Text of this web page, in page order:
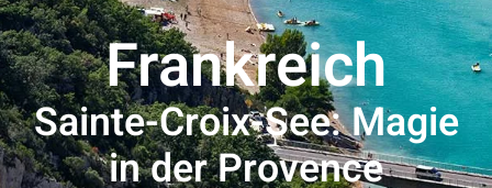
Frankreich
Sainte-Croix-See: Magie
in der Provence